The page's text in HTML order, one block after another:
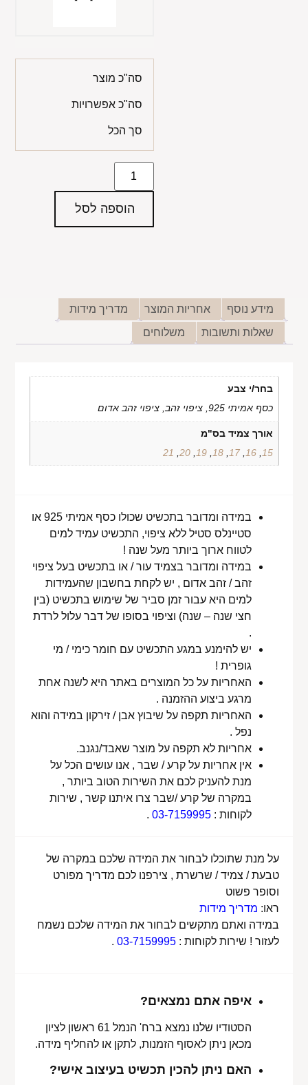
סה"כ מוצר
סה"כ אפשרויות
סך הכל
הוספה לסל
מידע נוסף אחריות המוצר
מדריך מידות
שאלות ותשובות
משלוחים
בחר/י צבע
כסף אמיתי 925, ציפוי זהב, ציפוי זהב אדום
אורך צמיד בס"מ
15
16
17
18
19
20
,
21
במידה ומדובר בתכשיט שכולו כסף אמיתי 925 או
סטיינלס סטיל ללא ציפוי, התכשיט עמיד למים
לטווח ארוך ביותר מעל שנה !
במידה ומדובר בצמיד עור / או בתכשיט בעל ציפוי
זהב / זהב אדום , יש לקחת בחשבון שהעמידות
למים היא עבור זמן סביר של שימוש בתכשיט (בין
חצי שנה – שנה) וציפוי בסופו של דבר עלול לרדת
.
יש להימנע במגע התכשיט עם חומר כימי / מי
גופרית !
האחריות על כל המוצרים באתר היא לשנה אחת
מרגע ביצוע ההזמנה .
האחריות תקפה על שיבוץ אבן / זירקון במידה והוא
נפל .
אחריות לא תקפה על מוצר שאבד/נגנב.
אין אחריות על קרע / שבר , אנו עושים הכל על
מנת להעניק לכם את השירות הטוב ביותר ,
במקרה של קרע /שבר צרו איתנו קשר , שירות
לקוחות :03-7159995
.
על מנת שתוכלו לבחור את המידה שלכם במקרה של
טבעת / צמיד / שרשרת , צירפנו לכם מדריך מפורט
וסופר פשוט
ראו: מדריך מידות
במידה ואתם מתקשים לבחור את המידה שלכם נשמח
לעזור ! שירות לקוחות :03-7159995
.
איפה אתם נמצאים?
הסטודיו שלנו נמצא ברח' הנמל 61 ראשון לציון
מכאן ניתן לאסוף הזמנות, לתקן או להחליף מידה.
האם ניתן להכין תכשיט בעיצוב אישי?